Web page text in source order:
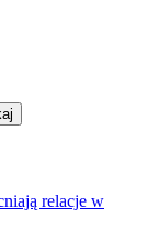
relacje w